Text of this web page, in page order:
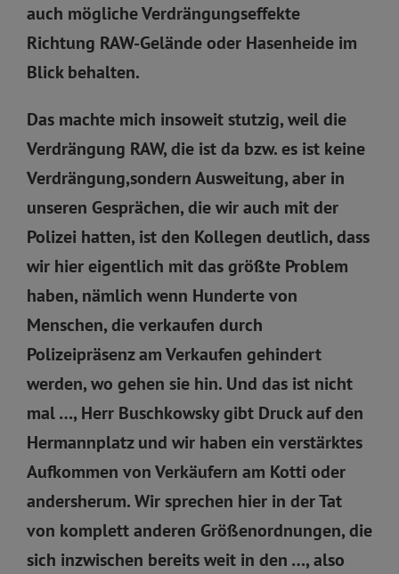
auch mögliche Verdrängungseffekte
Richtung RAW-Gelände oder Hasenheide im
Blick behalten.
Das machte mich insoweit stutzig, weil die
Verdrängung RAW, die ist da bzw. es ist keine
Verdrängung,sondern Ausweitung, aber in
unseren Gesprächen, die wir auch mit der
Polizei hatten, ist den Kollegen deutlich, dass
wir hier eigentlich mit das größte Problem
haben, nämlich wenn Hunderte von
Menschen, die verkaufen durch
Polizeipräsenz am Verkaufen gehindert
werden, wo gehen sie hin. Und das ist nicht
mal …, Herr Buschkowsky gibt Druck auf den
Hermannplatz und wir haben ein verstärktes
Aufkommen von Verkäufern am Kotti oder
andersherum. Wir sprechen hier in der Tat
von komplett anderen Größenordnungen, die
sich inzwischen bereits weit in den …, also